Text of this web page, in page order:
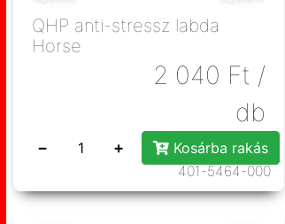
QHP anti-stressz labda
Horse
2 040 Ft /
db
− +
Kosárba rakás
401-5464-000